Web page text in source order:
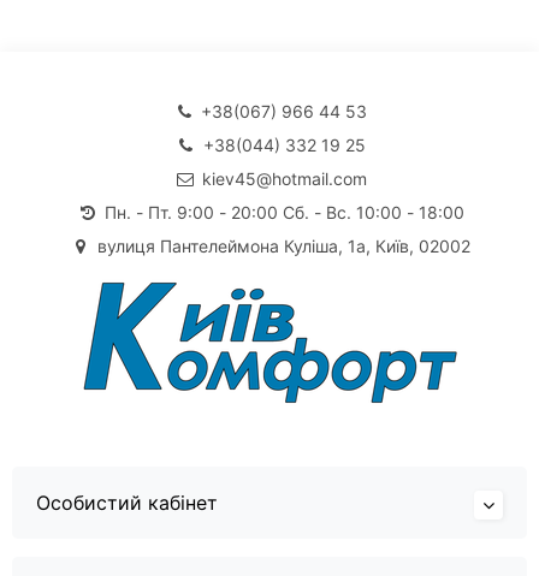
+38(067) 966 44 53
+38(044) 332 19 25
kiev45@hotmail.com
Пн. - Пт. 9:00 - 20:00 Сб. - Вс. 10:00 - 18:00
вулиця Пантелеймона Куліша, 1а, Київ, 02002
Особистий кабінет